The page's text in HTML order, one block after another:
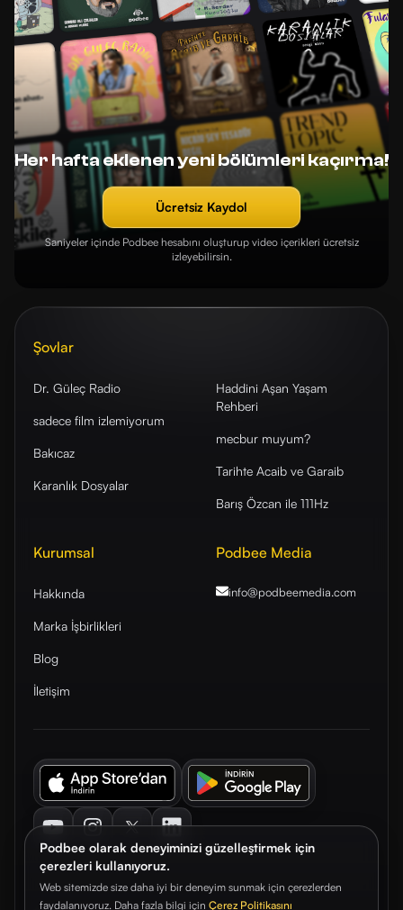
Podbee olarak deneyiminizi güzelleştirmek için
çerezleri kullanıyoruz.
Web sitemizde size daha iyi bir deneyim sunmak için çerezlerden
faydalanıyoruz. Daha fazla bilgi için Çerez Politikasını
SIRALAMA
yeni
En
eski
Her hafta eklenen yeni bölümleri kaçırma!
Ücretsiz Kaydol
Saniyeler içinde Podbee hesabını oluşturup video içerikleri ücretsiz
izleyebilirsin.
Şovlar
Dr. Güleç Radio
sadece film izlemiyorum
Bakıcaz
Karanlık Dosyalar
Haddini Aşan Yaşam
Rehberi
mecbur muyum?
Tarihte Acaib ve Garaib
Barış Özcan ile 111Hz
Kurumsal
Hakkında
Marka İşbirlikleri
Blog
İletişim
Podbee Media
info@podbeemedia.com